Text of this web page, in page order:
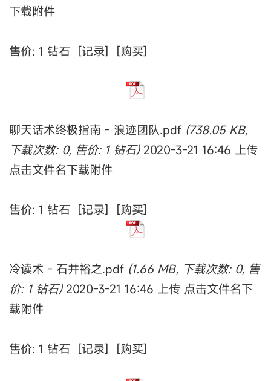
下载附件
售价: 1 钻石 [记录] [购买]
聊天话术终极指南 - 浪迹团队.pdf (738.05 KB,
下载次数: 0, 售价: 1 钻石) 2020-3-21 16:46 上传
点击文件名下载附件
售价: 1 钻石 [记录] [购买]
冷读术 - 石井裕之.pdf (1.66 MB, 下载次数: 0, 售
价: 1 钻石) 2020-3-21 16:46 上传 点击文件名下
载附件
售价: 1 钻石 [记录] [购买]